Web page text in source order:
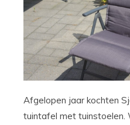
Afgelopen jaar kochten
tuintafel met tuinstoelen.